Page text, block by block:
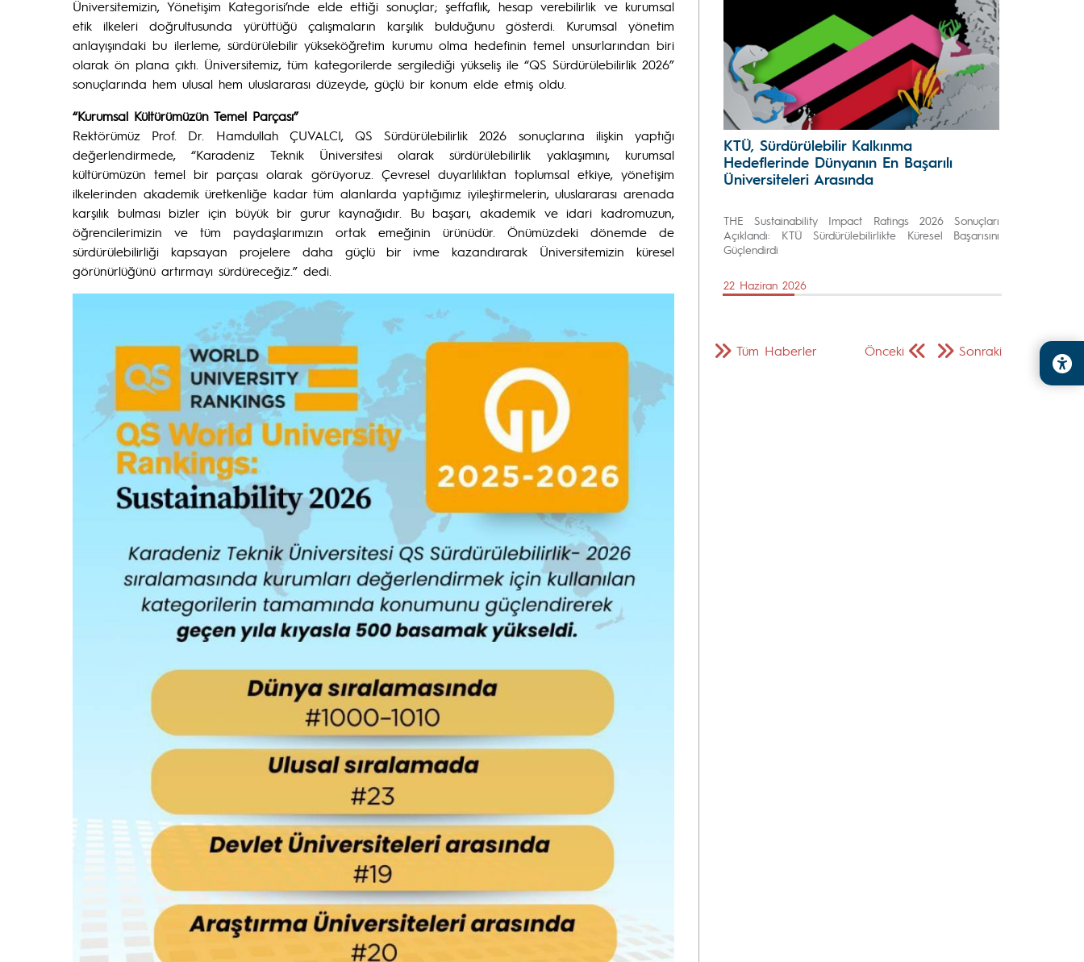
Üniversitemizin, Yönetişim Kategorisi’nde elde ettiği sonuçlar; şeffaflık, hesap verebilirlik ve kurumsal
etik ilkeleri doğrultusunda yürüttüğü çalışmaların karşılık bulduğunu gösterdi. Kurumsal yönetim
anlayışındaki bu ilerleme, sürdürülebilir yükseköğretim kurumu olma hedefinin temel unsurlarından biri
olarak ön plana çıktı. Üniversitemiz, tüm kategorilerde sergilediği yükseliş ile “QS Sürdürülebilirlik 2026”
sonuçlarında hem ulusal hem uluslararası düzeyde, güçlü bir konum elde etmiş oldu.
“Kurumsal Kültürümüzün Temel Parçası”
Rektörümüz Prof. Dr. Hamdullah ÇUVALCI, QS Sürdürülebilirlik 2026 sonuçlarına ilişkin yaptığı
değerlendirmede, “Karadeniz Teknik Üniversitesi olarak sürdürülebilirlik yaklaşımını, kurumsal
kültürümüzün temel bir parçası olarak görüyoruz. Çevresel duyarlılıktan toplumsal etkiye, yönetişim
ilkelerinden akademik üretkenliğe kadar tüm alanlarda yaptığımız iyileştirmelerin, uluslararası arenada
karşılık bulması bizler için büyük bir gurur kaynağıdır. Bu başarı, akademik ve idari kadromuzun,
öğrencilerimizin ve tüm paydaşlarımızın ortak emeğinin ürünüdür. Önümüzdeki dönemde de
sürdürülebilirliği kapsayan projelere daha güçlü bir ivme kazandırarak Üniversitemizin küresel
görünürlüğünü artırmayı sürdüreceğiz.” dedi.
KTÜ, Sürdürülebilir Kalkınma
Hedeflerinde Dünyanın En Başarılı
Üniversiteleri Arasında
THE Sustainability Impact Ratings 2026 Sonuçları
Açıklandı: KTÜ Sürdürülebilirlikte Küresel Başarısını
Güçlendirdi
22 Haziran 2026
Önceki Sonraki
Tüm Haberler